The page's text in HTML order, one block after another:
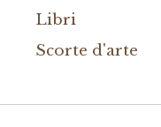
Libri
Scorte d'arte